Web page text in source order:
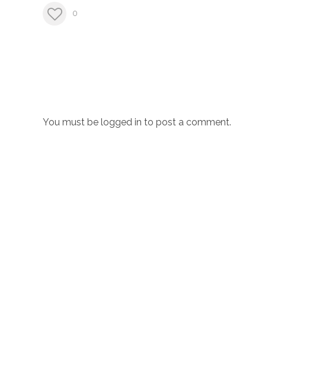
0
You must be logged in to post a comment.